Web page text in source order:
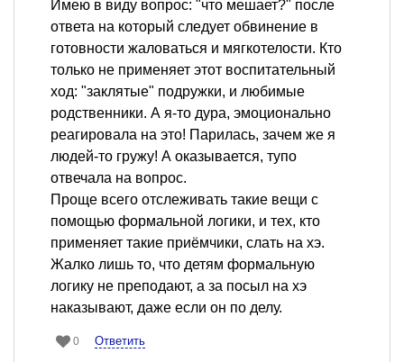
Имею в виду вопрос: "что мешает?" после
ответа на который следует обвинение в
готовности жаловаться и мягкотелости. Кто
только не применяет этот воспитательный
ход: "заклятые" подружки, и любимые
родственники. А я-то дура, эмоционально
реагировала на это! Парилась, зачем же я
людей-то гружу! А оказывается, тупо
отвечала на вопрос.
Проще всего отслеживать такие вещи с
помощью формальной логики, и тех, кто
применяет такие приёмчики, слать на хэ.
Жалко лишь то, что детям формальную
логику не преподают, а за посыл на хэ
наказывают, даже если он по делу.
0 Ответить